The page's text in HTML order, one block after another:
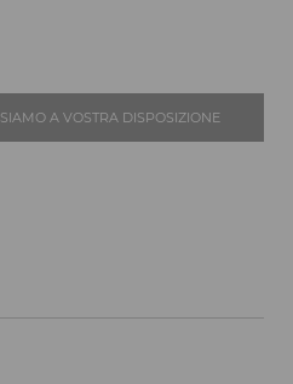
SIAMO A VOSTRA DISPOSIZIONE